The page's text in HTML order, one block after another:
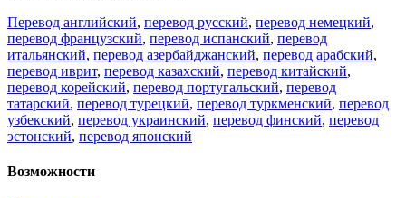
Перевод английский, перевод русский, перевод немецкий,
перевод французский, перевод испанский, перевод
итальянский, перевод азербайджанский, перевод арабский,
перевод иврит, перевод казахский, перевод китайский,
перевод корейский, перевод португальский, перевод
татарский, перевод турецкий, перевод туркменский, перевод
узбекский, перевод украинский, перевод финский, перевод
эстонский, перевод японский
Возможности